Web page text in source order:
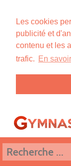
Les cookies
publicité et
contenu et les
trafic. En